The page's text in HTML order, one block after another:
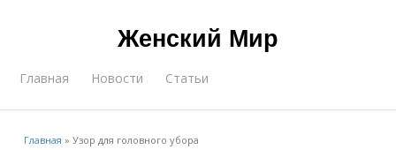
Женский Мир
Главная Новости Статьи
Главная »Узор для головного убора